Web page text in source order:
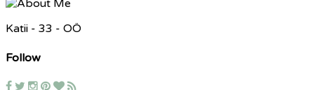
Katii - 33 - OÖ
Follow